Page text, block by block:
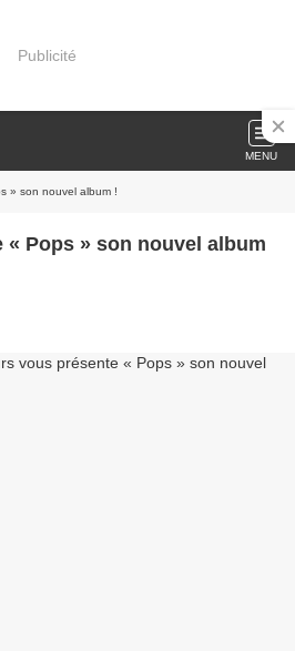
Publicité
MENU
» son nouvel album !
Pops » son nouvel album